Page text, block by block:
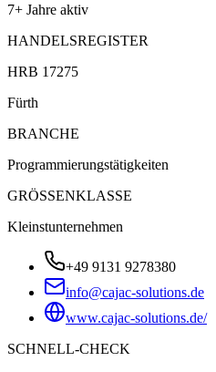
7+ Jahre aktiv
HANDELSREGISTER
HRB 17275
Fürth
BRANCHE
Programmierungstätigkeiten
GRÖSSENKLASSE
Kleinstunternehmen
+49 9131 9278380
info@cajac-solutions.de
www.cajac-solutions.de/
SCHNELL-CHECK